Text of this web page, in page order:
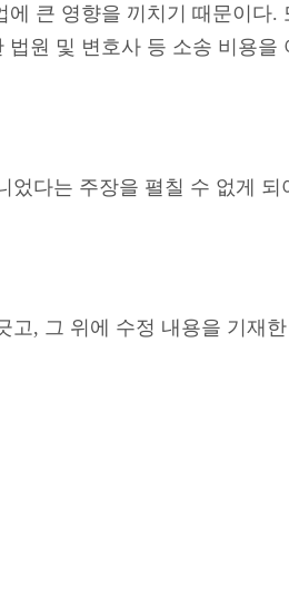
큰 영향을 끼치기 때문이다.
원 및 변호사 등 소송 비용을
다는 주장을 펼칠 수 없게 되
, 그 위에 수정 내용을 기재